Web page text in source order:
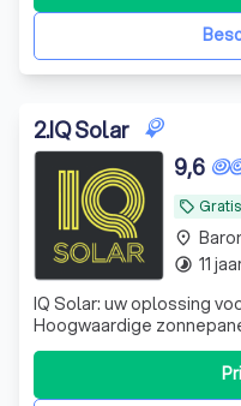
2.IQ Solar
local_offer
9,6
IQ Solar: uw oplossing
Hoogwaardige
laadpalen. Investeer in
geniet zorgeloos van
place
timelapse 11